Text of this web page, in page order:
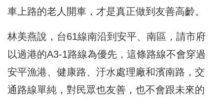
車上路的老人開車，才是真正做到友善高齡。
林美燕說，台61線南沿到安平、南區，請市府
以過港的A3-1路線為優先，這條路線不會穿過
安平漁港、健康路、汙水處理廠和濱南路，交
通路線單純，對民眾也友善，也不會跟未來的